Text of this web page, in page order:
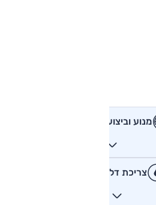
מנוע וביצועים
צריכת דלק